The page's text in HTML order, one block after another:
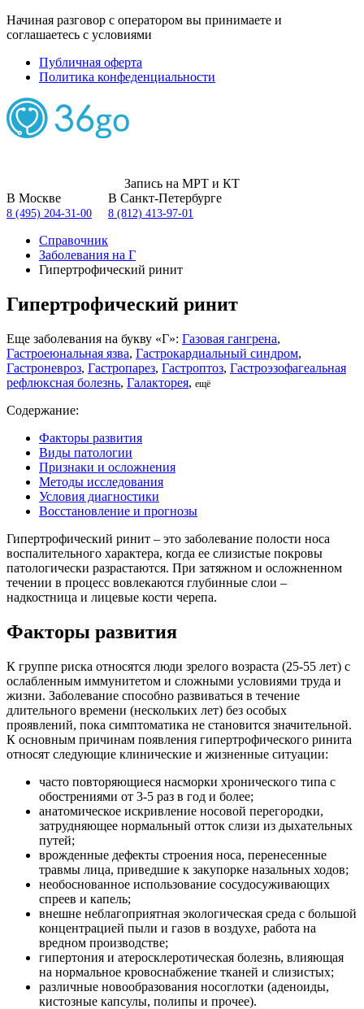
Начиная разговор с оператором вы принимаете и
соглашаетесь с условиями
Публичная оферта
Политика конфеденциальности
Запись на МРТ и КТ
В Москве
8 (495) 204-31-00
В Санкт-Петербурге
8 (812) 413-97-01
Справочник
Заболевания на Г
Гипертрофический ринит
Гипертрофический ринит
Еще заболевания на букву «Г»: Газовая гангрена,
Гастроеюнальная язва, Гастрокардиальный синдром,
Гастроневроз, Гастропарез, Гастроптоз, Гастроэзофагеальная
рефлюксная болезнь, Галакторея, ещё
Содержание:
Факторы развития
Виды патологии
Признаки и осложнения
Методы исследования
Условия диагностики
Восстановление и прогнозы
Гипертрофический ринит – это заболевание полости носа
воспалительного характера, когда ее слизистые покровы
патологически разрастаются. При затяжном и осложненном
течении в процесс вовлекаются глубинные слои –
надкостница и лицевые кости черепа.
Факторы развития
К группе риска относятся люди зрелого возраста (25-55 лет) с
ослабленным иммунитетом и сложными условиями труда и
жизни. Заболевание способно развиваться в течение
длительного времени (нескольких лет) без особых
проявлений, пока симптоматика не становится значительной.
К основным причинам появления гипертрофического ринита
относят следующие клинические и жизненные ситуации:
часто повторяющиеся насморки хронического типа с
обострениями от 3-5 раз в год и более;
анатомическое искривление носовой перегородки,
затрудняющее нормальный отток слизи из дыхательных
путей;
врожденные дефекты строения носа, перенесенные
травмы лица, приведшие к закупорке назальных ходов;
необоснованное использование сосудосуживающих
спреев и капель;
внешне неблагоприятная экологическая среда с большой
концентрацией пыли и газов в воздухе, работа на
вредном производстве;
гипертония и атеросклеротическая болезнь, влияющая
на нормальное кровоснабжение тканей и слизистых;
различные новообразования носоглотки (аденоиды,
кистозные капсулы, полипы и прочее).